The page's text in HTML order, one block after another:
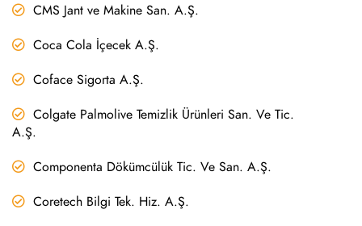
CMS Jant ve Makine San. A.Ş.
Coca Cola İçecek A.Ş.
Coface Sigorta A.Ş.
Colgate Palmolive Temizlik Ürünleri San. Ve Tic.
A.Ş.
Componenta Dökümcülük Tic. Ve San. A.Ş.
Coretech Bilgi Tek. Hiz. A.Ş.